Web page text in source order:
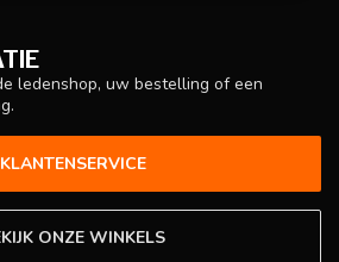
ledenshop, uw bestelling of een
KLANTENSERVICE
ONZE WINKELS